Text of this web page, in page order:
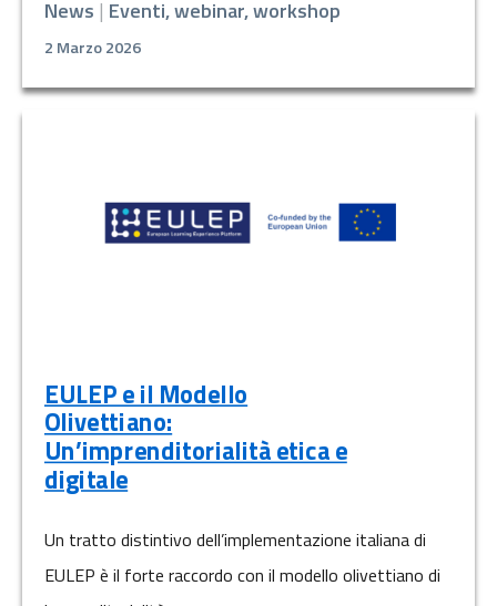
News | Eventi, webinar, workshop
2 Marzo 2026
EULEP e il Modello
Olivettiano:
Un’imprenditorialità etica e
digitale
Un tratto distintivo dell’implementazione italiana di
EULEP è il forte raccordo con il modello olivettiano di